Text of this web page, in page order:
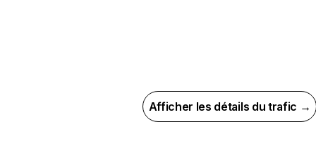
Afficher les détails du trafic →